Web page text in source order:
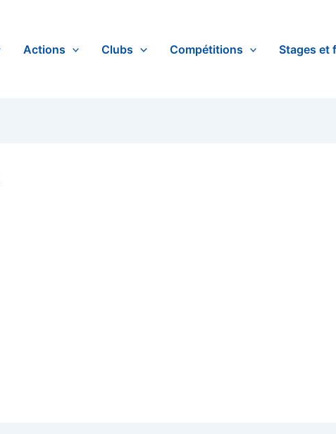
Actions Clubs Compétitions Stages et